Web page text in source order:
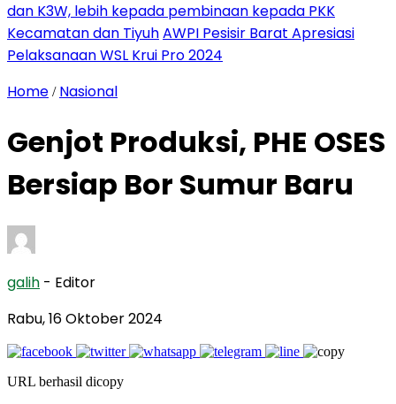
dan K3W, lebih kepada pembinaan kepada PKK
Kecamatan dan TiyuhAWPI Pesisir Barat Apresiasi
Pelaksanaan WSL Krui Pro 2024
Home / Nasional
Genjot Produksi, PHE OSES
Bersiap Bor Sumur Baru
galih - Editor
Rabu, 16 Oktober 2024
URL berhasil dicopy